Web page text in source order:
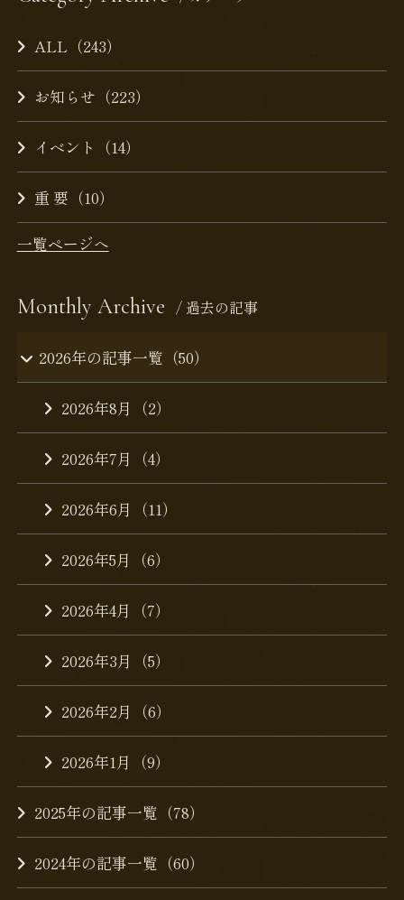
ALL（243）
お知らせ（223）
イベント（14）
重 要（10）
一覧ページへ
Monthly Archive / 過去の記事
2026年の記事一覧（50）
2026年8月（2）
2026年7月（4）
2026年6月（11）
2026年5月（6）
2026年4月（7）
2026年3月（5）
2026年2月（6）
2026年1月（9）
2025年の記事一覧（78）
2024年の記事一覧（60）